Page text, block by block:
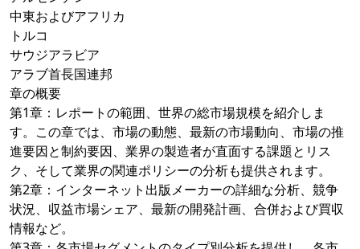
中東およびアフリカ
トルコ
サウジアラビア
アラブ首長国連邦
章の概要
第1章：レポートの範囲、世界の総市場規模を紹介しま
す。この章では、市場の動態、最新の市場動向、市場の推
進要因と制約要因、業界の製造者が直面する課題とリス
ク、そして業界の関連ポリシーの分析も提供されます。
第2章：インターネット出版メーカーの詳細な分析、競争
状況、収益市場シェア、最新の開発計画、合併および買収
情報など。